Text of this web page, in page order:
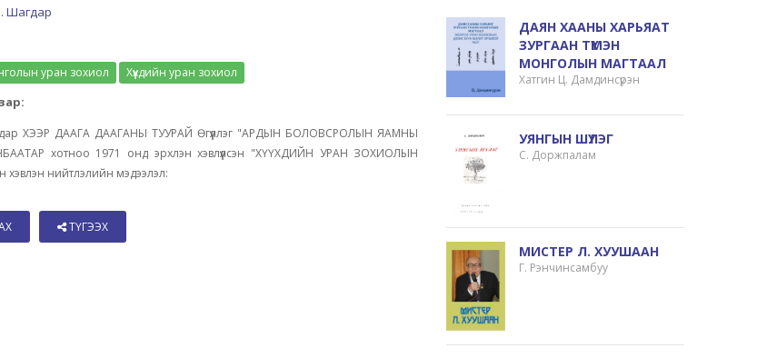
Шагдар
уран зохиол Хүүхдийн уран зохиол
ХЭЭР ДААГА ДААГАНЫ ТУУРАЙ Өгүүллэг "АРДЫН БОЛОВСРОЛЫН ЯАМНЫ
хотноо 1971 онд эрхлэн хэвлүүлсэн "ХҮҮХДИЙН УРАН ЗОХИОЛЫН
нийтлэлийн мэдээлэл:
ТҮГЭЭХ
ДАЯН ХААНЫ ХАРЬЯАТ
ЗУРГААН ТҮМЭН
МОНГОЛЫН МАГТААЛ
Хатгин Ц. Дамдинсүрэн
УЯНГЫН ШҮЛЭГ
С. Доржпалам
МИСТЕР Л. ХУУШААН
Г. Рэнчинсамбуу